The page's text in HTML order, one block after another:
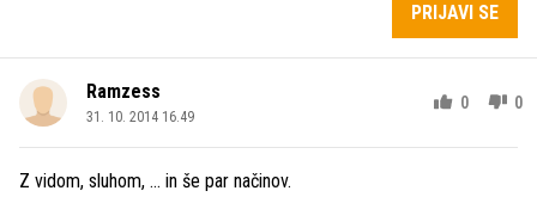
PRIJAVI SE
Ramzess
31. 10. 2014 16.49
0 0
Z vidom, sluhom, ... in še par načinov.